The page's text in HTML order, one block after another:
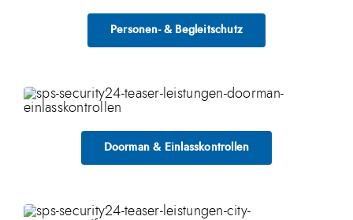
Personen- & Begleitschutz
Doorman & Einlasskontrollen